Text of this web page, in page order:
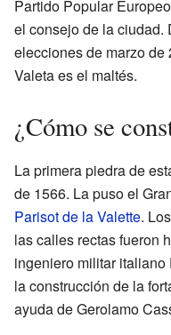
Partido Popular
el consejo de la
elecciones de marzo
Valeta es el maltés.
¿Cómo se
La primera piedra de
de 1566. La puso el
Parisot de la Valette.
las calles rectas fueron
ingeniero militar
la construcción de la
ayuda de Gerolamo